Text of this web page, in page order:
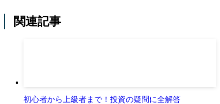
関連記事
初心者から上級者まで！投資の疑問に全解答